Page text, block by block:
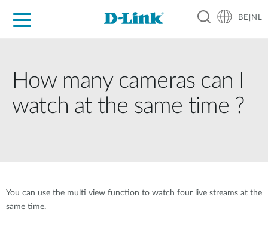
BE|NL
How many cameras can I
watch at the same time ?
You can use the multi view function to watch four live streams at the
same time.